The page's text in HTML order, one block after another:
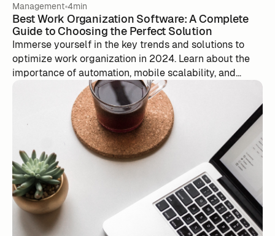
Management 4min
Best Work Organization Software: A Complete
Guide to Choosing the Perfect Solution
Immerse yourself in the key trends and solutions to
optimize work organization in 2024. Learn about the
importance of automation, mobile scalability, and
integrating advanced analytics into modern software.
Make informed decisions to modernize your business,
increase your competitiveness, and transform your
work management. Contact our experts for a
personalized demo.